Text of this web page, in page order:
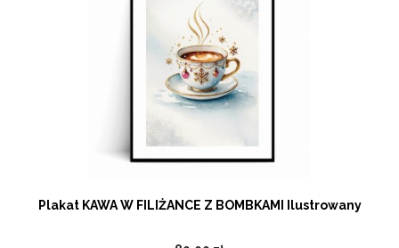
Plakat KAWA W FILIŻANCE Z BOMBKAMI Ilustrowany